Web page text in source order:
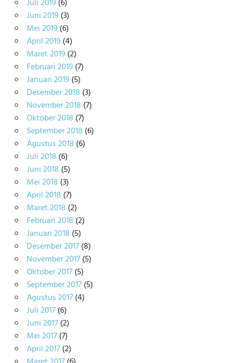
Juli 2019(6)
Juni 2019(3)
Mei 2019(6)
April 2019(4)
Maret 2019(2)
Februari 2019(7)
Januari 2019(5)
Desember 2018 (3)
November 2018 (7)
Oktober 2018 (7)
September 2018 (6)
Agustus 2018 (6)
Juli 2018 (6)
Juni 2018 (5)
Mei 2018 (3)
April 2018 (7)
Maret 2018 (2)
Februari 2018 (2)
Januari 2018 (5)
Desember 2017(8)
November 2017(5)
Oktober 2017(5)
September 2017(5)
Agustus 2017(4)
Juli 2017(6)
Juni 2017(2)
Mei 2017(7)
April 2017(2)